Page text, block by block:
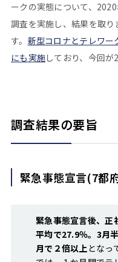
ークの実態について、
調査を実施し、結果を取
す。 新型コロナとテレワー
にも実施しており、今回が
調査結果の要旨
緊急事態宣言(7都
緊急事態宣言後、正
平均で27.9％。3月
月で２倍以上となっ